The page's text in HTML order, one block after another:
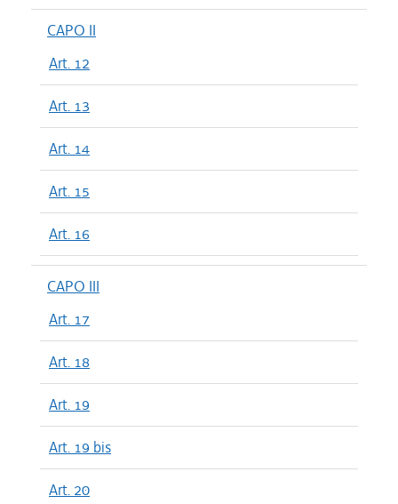
CAPO II
Art. 12
Art. 13
Art. 14
Art. 15
Art. 16
CAPO III
Art. 17
Art. 18
Art. 19
Art. 19 bis
Art. 20